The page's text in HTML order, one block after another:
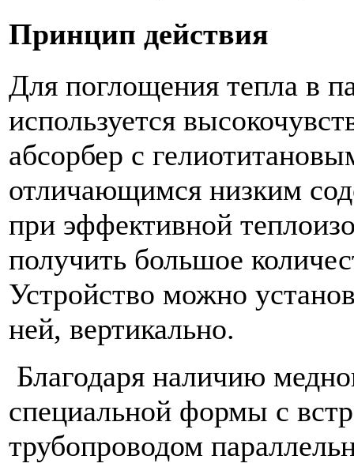
Принцип действия
Для поглощения тепла в
используется
абсорбер с
отличающимся низким
при эффективной
получить большое
Устройство можно
ней, вертикально.
Благодаря наличию
специальной формы с
трубопроводом